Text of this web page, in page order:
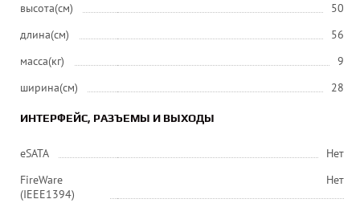
высота(см)
50
длина(см)
56
масса(кг)
9
ширина(см)
28
ИНТЕРФЕЙС, РАЗЪЕМЫ И ВЫХОДЫ
eSATA
Нет
FireWare
(IEEE1394)
Нет